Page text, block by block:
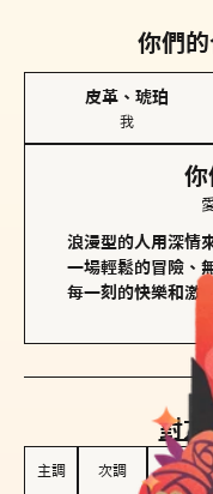
你們
皮革、琥珀
我
你
浪漫型的人用深情
一場輕鬆的冒險、
每一刻的快樂和激
對方
主調 次調